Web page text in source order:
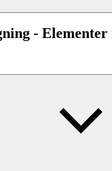
- Elementer